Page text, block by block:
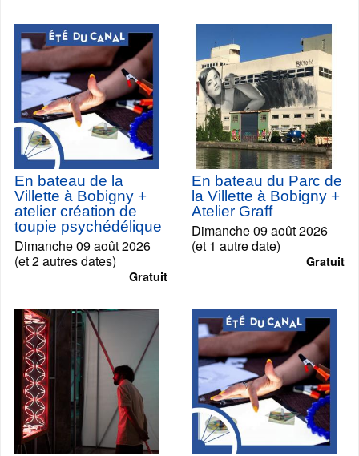
En bateau de la
Villette à Bobigny +
atelier création de
toupie psychédélique
Dimanche 09 août 2026
(et 2 autres dates)
Gratuit
En bateau du Parc de
la Villette à Bobigny +
Atelier Graff
Dimanche 09 août 2026
(et 1 autre date)
Gratuit